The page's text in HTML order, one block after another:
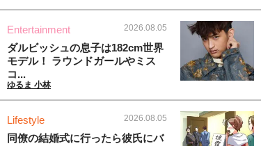
Entertainment 2026.08.05
ダルビッシュの息子は182cm世界
モデル！ ラウンドガールやミス
コ...
ゆるま 小林
Lifestyle 2026.08.05
同僚の結婚式に行ったら彼氏にバ